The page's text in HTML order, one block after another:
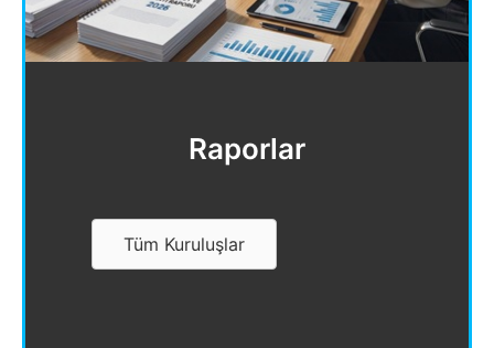
Raporlar
Tüm Kuruluşlar